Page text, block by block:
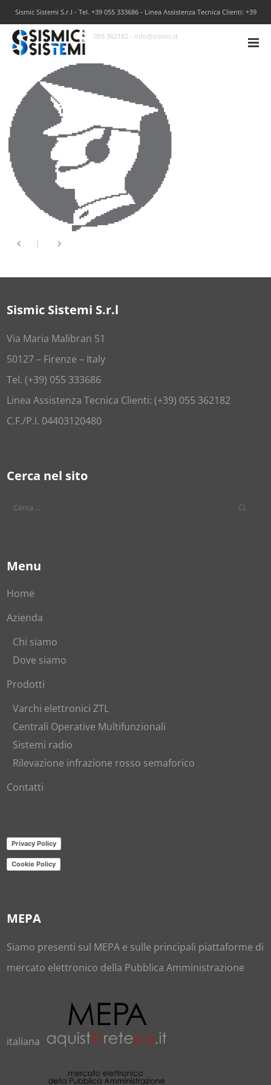
Sismic Sistemi S.r.l - Tel. +39 055 333686 - Linea Assistenza Tecnica Clienti: +39
055 362182 - info@sismic.it
Sismic Sistemi S.r.l
Via Maria Malibran 51
50127 – Firenze – Italy
Tel. (+39) 055 333686
Linea Assistenza Tecnica Clienti: (+39) 055 362182
C.F./P.I. 04403120480
Cerca nel sito
Menu
Home
Azienda
Chi siamo
Dove siamo
Prodotti
Varchi elettronici ZTL
Centrali Operative Multifunzionali
Sistemi radio
Rilevazione infrazione rosso semaforico
Contatti
Privacy Policy
Cookie Policy
MEPA
Siamo presenti sul MEPA e sulle principali piattaforme di
mercato elettronico della Pubblica Amministrazione
italiana